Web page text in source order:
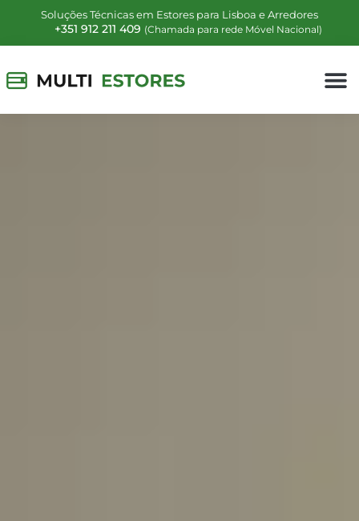
Soluções Técnicas em Estores para Lisboa e Arredores
+351 912 211 409 (Chamada para rede Móvel Nacional)